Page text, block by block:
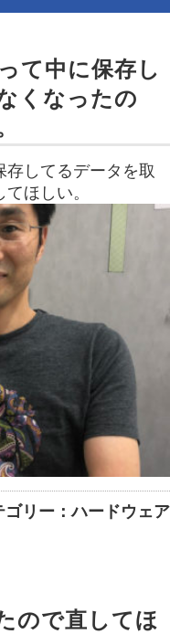
て中に保存し
くなったの
してるデータを取
ほしい。
ゴリー：ハードウェア
ので直してほ